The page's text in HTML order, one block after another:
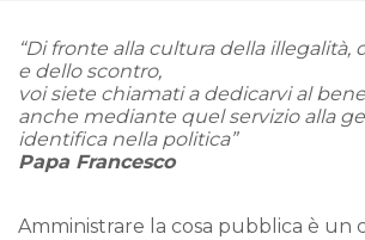
“Di fronte alla cultura della illegalità,
e dello scontro,
voi siete chiamati a dedicarvi al
anche mediante quel servizio alla
identifica nella politica”
Papa Francesco
Amministrare la cosa pubblica è un